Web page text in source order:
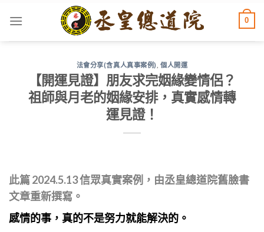
0
法會分享(含真人真事案例) ,個人開運
【開運見證】朋友求完姻緣變情侶？
祖師與月老的姻緣安排，真實感情轉
運見證！
此篇 2024.5.13信眾真實案例，由丞皇總道院舊臉書
文章重新撰寫。
感情的事，真的不是努力就能解決的。